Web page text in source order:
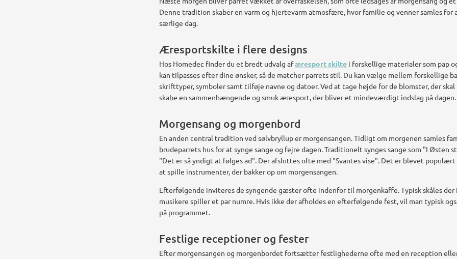
Denne tradition skaber en varm og hjertevarm atmosfære, hvor familie og venner samles for
særlige dag.
Æresportskilte i flere designs
Hos Homedec finder du et bredt udvalg afæresport skilte i forskellige materialer som pap
kan tilpasses efter dine ønsker, så de matcher parrets stil. Du kan vælge mellem forskellige
skrifttyper, symboler samt tilføje navne og datoer. Ved at tage højde for de blomster, der skal
skabe en sammenhængende og smuk æresport, der bliver et mindeværdigt indslag på dagen.
Morgensang og morgenbord
En anden central tradition ved sølvbryllup er morgensangen. Tidligt om morgenen samles
brudeparrets hus for at synge sange og fejre dagen. Traditionelt synges sange som "I Østen
"Det er så yndigt at følges ad". Der afsluttes ofte med "Svantes vise". Det er blevet
at spille instrumenter, der bakker op om morgensangen.
Efterfølgende inviteres de syngende gæster ofte indenfor til morgenkaffe. Typisk skåles der
musikere spiller et par numre. Hvis ikke der afholdes en efterfølgende fest, vil man typisk
på programmet.
Festlige receptioner og fester
Efter morgensangen og morgenbordet fortsætter festlighederne ofte med en reception